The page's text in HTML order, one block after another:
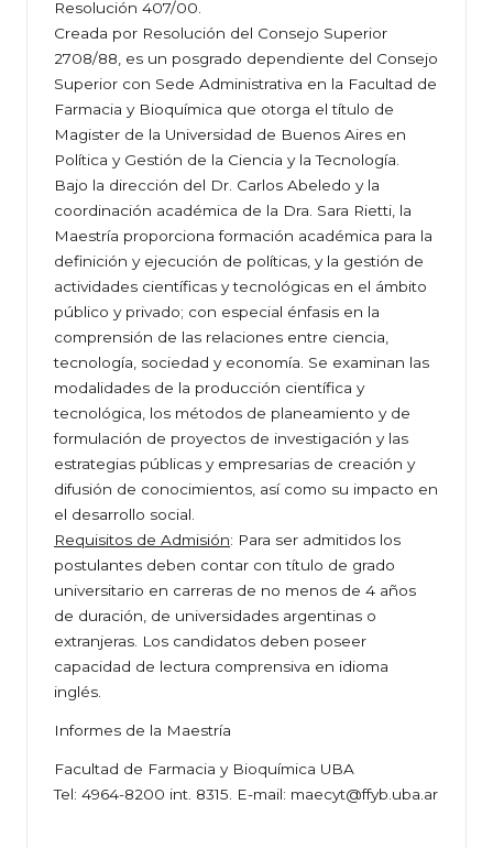
Resolución 407/00.
Creada por Resolución del Consejo Superior
2708/88, es un posgrado dependiente del Consejo
Superior con Sede Administrativa en la Facultad de
Farmacia y Bioquímica que otorga el título de
Magister de la Universidad de Buenos Aires en
Política y Gestión de la Ciencia y la Tecnología.
Bajo la dirección del Dr. Carlos Abeledo y la
coordinación académica de la Dra. Sara Rietti, la
Maestría proporciona formación académica para la
definición y ejecución de políticas, y la gestión de
actividades científicas y tecnológicas en el ámbito
público y privado; con especial énfasis en la
comprensión de las relaciones entre ciencia,
tecnología, sociedad y economía. Se examinan las
modalidades de la producción científica y
tecnológica, los métodos de planeamiento y de
formulación de proyectos de investigación y las
estrategias públicas y empresarias de creación y
difusión de conocimientos, así como su impacto en
el desarrollo social.
Requisitos de Admisión: Para ser admitidos los
postulantes deben contar con título de grado
universitario en carreras de no menos de 4 años
de duración, de universidades argentinas o
extranjeras. Los candidatos deben poseer
capacidad de lectura comprensiva en idioma
inglés.
Informes de la Maestría
Facultad de Farmacia y Bioquímica UBA
Tel: 4964-8200 int. 8315. E-mail: maecyt@ffyb.uba.ar